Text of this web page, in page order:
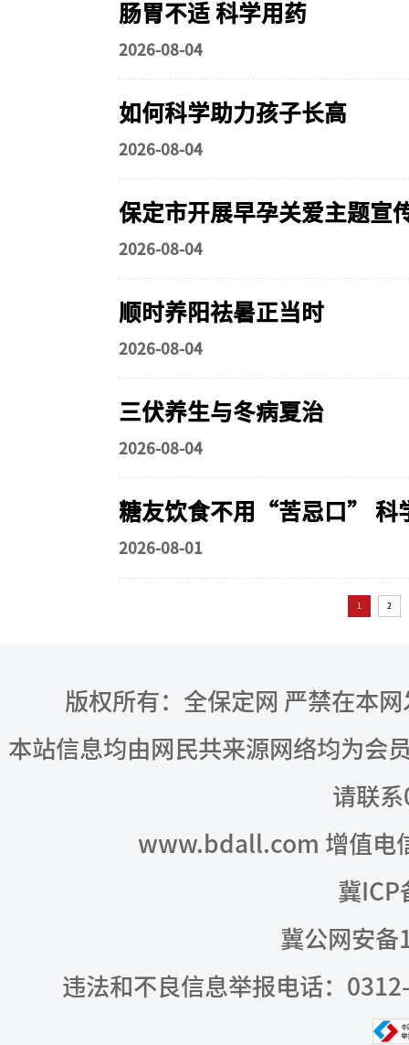
肠胃不适 科学用药
2026-08-04
如何科学助力孩子长高
2026-08-04
保定市开展早孕关爱主题宣
2026-08-04
顺时养阳祛暑正当时
2026-08-04
三伏养生与冬病夏治
2026-08-04
糖友饮食不用“苦忌口” 科
2026-08-01
1 2
版权所有：全保定网 严禁在本
本站信息均由网民共来源网络均为会
请联
www.bdall.com 增值电
冀ICP
冀公网安备
违法和不良信息举报电话：